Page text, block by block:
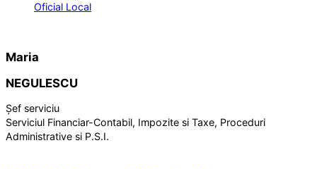
Oficial Local
Maria
NEGULESCU
Șef serviciu
Serviciul Financiar-Contabil, Impozite si Taxe, Proceduri
Administrative si P.S.I.